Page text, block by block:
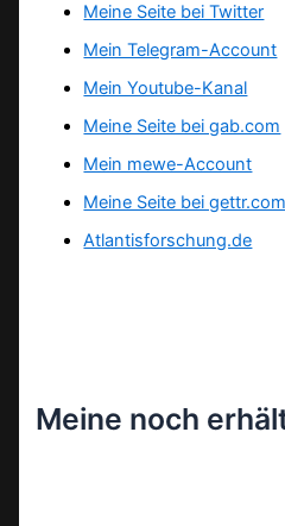
Meine Seite bei Twitter
Mein Telegram-Account
Mein Youtube-Kanal
Meine Seite bei gab.com
Mein mewe-Account
Meine Seite bei gettr.com
Atlantisforschung.de
Meine noch